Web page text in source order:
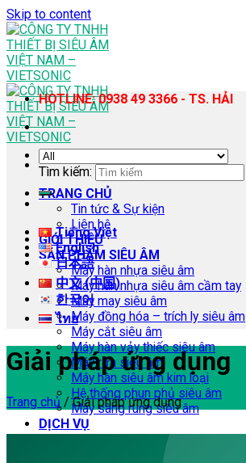
Skip to content
TRANG CHỦ
Tin tức & Sự kiện
Liên hệ
GIỚI THIỆU
SẢN PHẨM SIÊU ÂM
Máy hàn nhựa siêu âm
Máy hàn nhựa siêu âm cầm tay
Máy may siêu âm
Máy đồng hóa – trích ly siêu âm
Máy cắt siêu âm
Máy hàn vảy thiếc siêu âm
Máy rửa siêu âm
Máy hàn siêu âm kim loại
Hệ thống phun phủ siêu âm
Máy sàng rung siêu âm
DỊCH VỤ
Đào tạo doanh nghiệp
Tư vấn – Thiết kế
HOTLINE: 0938 49 3366 - TS. HẢI
Tìm kiếm:
Tiếng Việt
English
日本語
中文 (中国)
한국어
ไทย
Giải pháp ứng dụng
Trang chủ /Giải pháp ứng dụng